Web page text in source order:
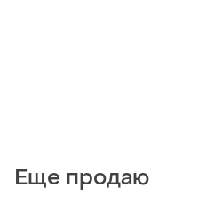
Еще продаю